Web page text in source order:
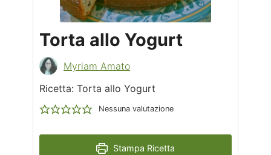
Torta allo Yogurt
Myriam Amato
Ricetta: Torta allo Yogurt
Nessuna valutazione
Stampa Ricetta